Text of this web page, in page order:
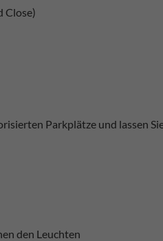
Close)
Parkplätze und lassen
den Leuchten